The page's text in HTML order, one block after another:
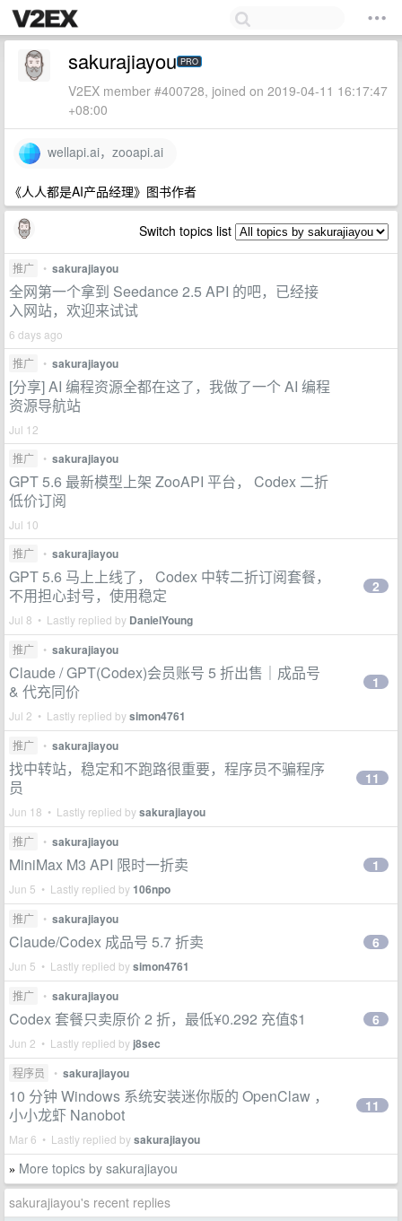
sakurajiayou PRO
V2EX member #400728, joined on 2019-04-11 16:17:47
+08:00
wellapi.ai，zooapi.ai
《人人都是AI产品经理》图书作者
Switch topics list
推广 • sakurajiayou
全网第一个拿到 Seedance 2.5 API 的吧，已经接
入网站，欢迎来试试
6 days ago
推广
• sakurajiayou
[分享] AI 编程资源全都在这了，我做了一个 AI 编程
资源导航站
Jul 12
推广
• sakurajiayou
GPT 5.6 最新模型上架 ZooAPI 平台， Codex 二折
低价订阅
Jul 10
推广
• sakurajiayou
GPT 5.6 马上上线了， Codex 中转二折订阅套餐，
不用担心封号，使用稳定
Jul 8 • Lastly replied by DanielYoung
2
推广 • sakurajiayou
Claude / GPT(Codex)会员账号 5 折出售｜成品号
& 代充同价
Jul 2 • Lastly replied bysimon4761
1
推广 • sakurajiayou
找中转站，稳定和不跑路很重要，程序员不骗程序
员
Jun 18 • Lastly replied bysakurajiayou
11
推广 • sakurajiayou
MiniMax M3 API 限时一折卖
Jun 5 • Lastly replied by106npo
1
推广 • sakurajiayou
Claude/Codex 成品号 5.7 折卖
Jun 5 • Lastly replied bysimon4761
6
推广 • sakurajiayou
Codex 套餐只卖原价 2 折，最低¥0.292 充值$1
Jun 2 • Lastly replied by j8sec
6
程序员 • sakurajiayou
10 分钟 Windows 系统安装迷你版的 OpenClaw ，
小小龙虾 Nanobot
Mar 6 • Lastly replied bysakurajiayou
11
» More topics by sakurajiayou
sakurajiayou's recent replies